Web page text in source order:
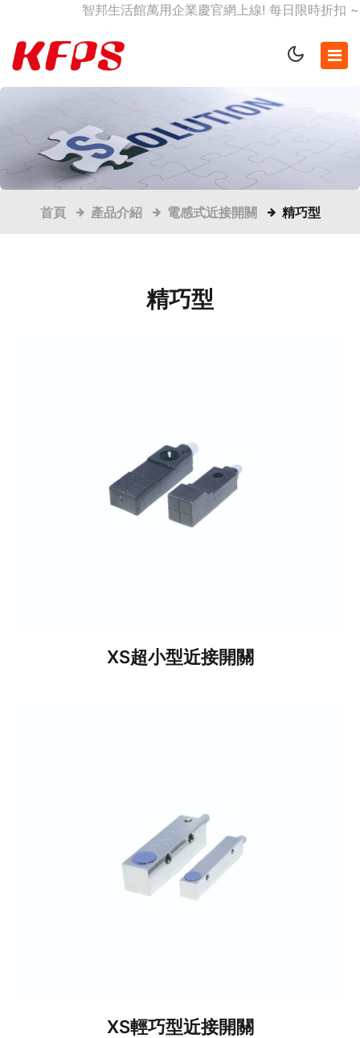
智邦生活館萬用企業慶官網上線! 每日限時折扣
首頁 產品介紹 電感式近接開關 精巧型
精巧型
XS超小型近接開關
XS輕巧型近接開關